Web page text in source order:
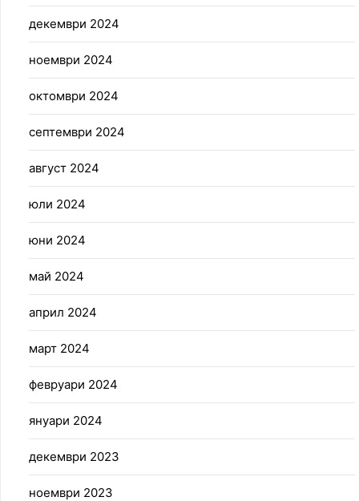
декември 2024
ноември 2024
октомври 2024
септември 2024
август 2024
юли 2024
юни 2024
май 2024
април 2024
март 2024
февруари 2024
януари 2024
декември 2023
ноември 2023